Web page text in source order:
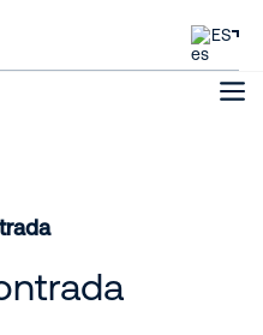
ES